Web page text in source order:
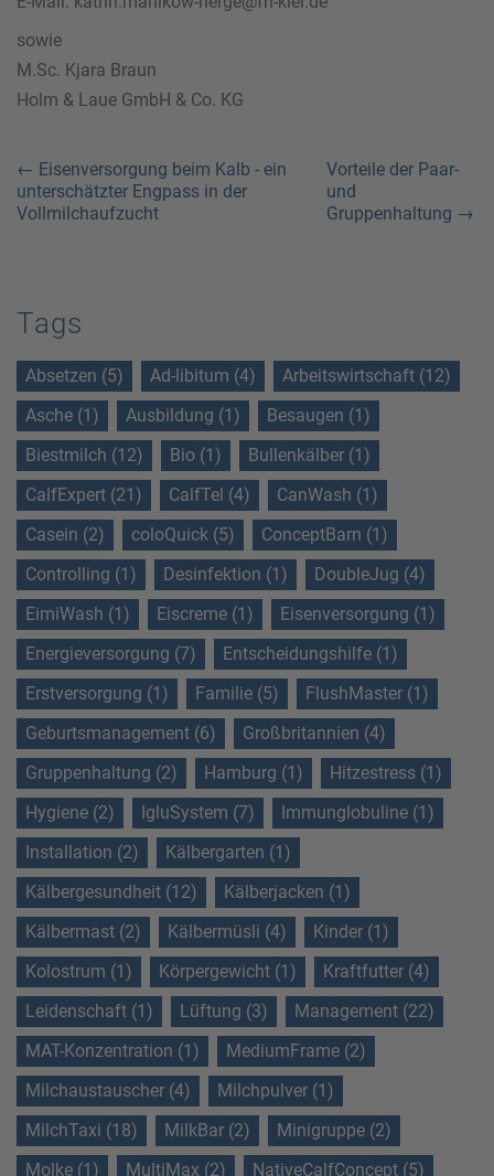
sowie
M.Sc. Kjara Braun
Holm & Laue GmbH & Co. KG
← Eisenversorgung beim Kalb - ein
unterschätzter Engpass in der
Vollmilchaufzucht
Vorteile der Paar-
und
Gruppenhaltung →
Tags
Absetzen (5) Ad-libitum (4)
Arbeitswirtschaft (12)
Asche (1)
Ausbildung (1)
Besaugen (1)
Biestmilch (12)
Bio (1)
Bullenkälber (1)
CalfExpert (21)
CalfTel (4)
CanWash (1)
Casein (2)
coloQuick (5)
ConceptBarn (1)
Controlling (1)
Desinfektion (1)
DoubleJug (4)
EimiWash (1)
Eiscreme (1)
Eisenversorgung (1)
Energieversorgung (7)
Entscheidungshilfe (1)
Erstversorgung (1)
Familie (5)
FlushMaster (1)
Geburtsmanagement (6)
Großbritannien (4)
Gruppenhaltung (2)
Hamburg (1)
Hitzestress (1)
Hygiene (2)
IgluSystem (7)
Immunglobuline (1)
Installation (2)
Kälbergarten (1)
Kälbergesundheit (12)
Kälberjacken (1)
Kälbermast (2)
Kälbermüsli (4)
Kinder (1)
Kolostrum (1)
Körpergewicht (1)
Kraftfutter (4)
Leidenschaft (1)
Lüftung (3)
Management (22)
MAT-Konzentration (1)
MediumFrame (2)
Milchaustauscher (4)
Milchpulver (1)
MilchTaxi (18)
MilkBar (2)
Minigruppe (2)
Molke (1)
MultiMax (2) NativeCalfConcept (5)